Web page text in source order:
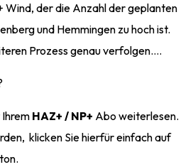
Wind, der die Anzahl der geplanten
und Hemmingen zu hoch ist.
Prozess genau verfolgen….
Ihrem HAZ+ / NP+ Abo weiterlesen.
klicken Sie hierfür einfach auf